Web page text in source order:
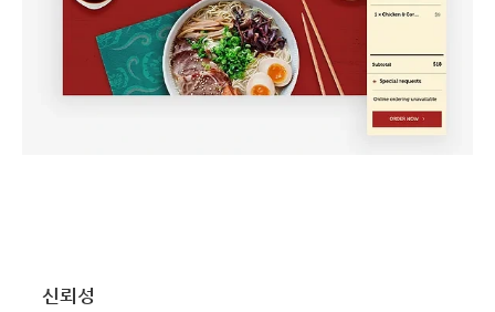
신뢰성